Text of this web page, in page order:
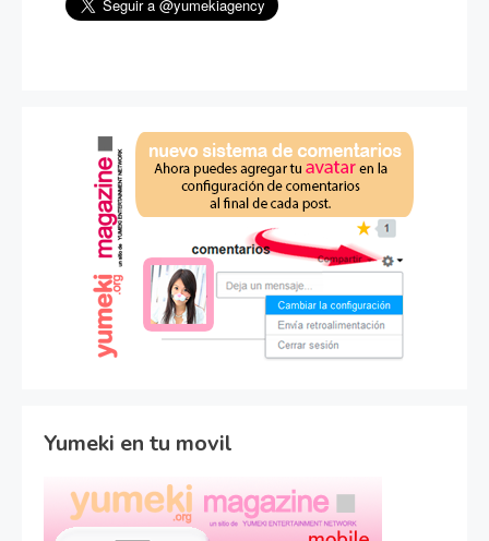
Yumeki en tu movil